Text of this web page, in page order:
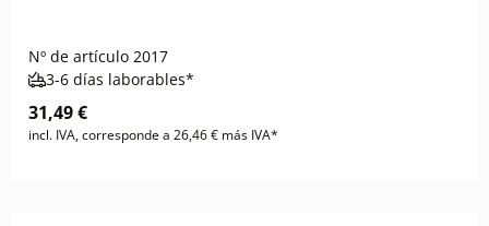
Nº de artículo 2017
3-6 días laborables*
31,49 €
incl. IVA, corresponde a 26,46 € más IVA*